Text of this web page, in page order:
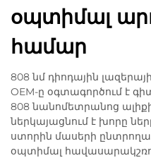
օպտիմալ
համար
808 նմ դիոդային
OEM-ը օգտագործում է
808 նանոմետրանոց ալիքի
ներկայացնում է խորը
ստորին մասերի
օպտիմալ